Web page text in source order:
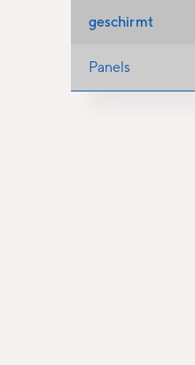
geschirmt
Panels